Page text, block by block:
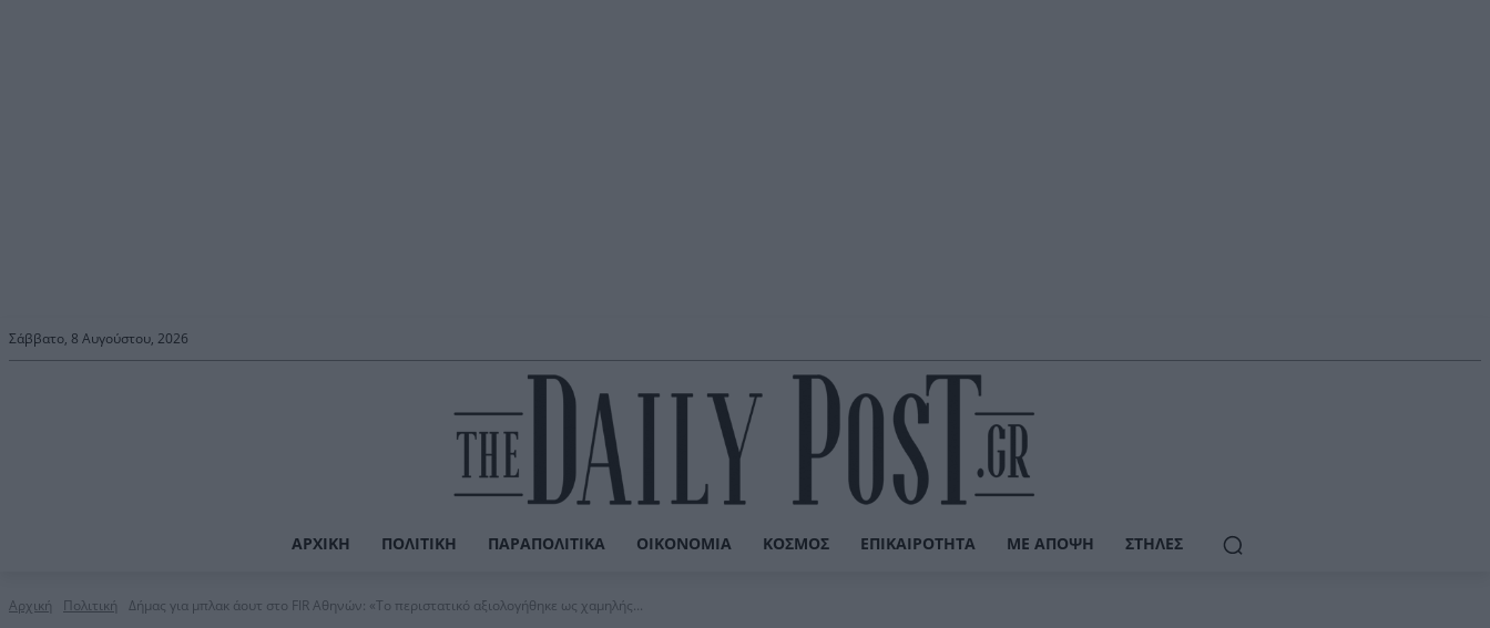
Σάββατο, 8 Αυγούστου, 2026
ΑΡΧΙΚΉ ΠΟΛΙΤΙΚΉ ΠΑΡΑΠΟΛΙΤΙΚΆ ΟΙΚΟΝΟΜΊΑ ΚΌΣΜΟΣ ΕΠΙΚΑΙΡΌΤΗΤΑ ΜΕ ΆΠΟΨΗ ΣΤΉΛΕΣ
Αρχική Πολιτική Δήμας για μπλακ άουτ στο FIR Αθηνών: «Το περιστατικό αξιολογήθηκε ως χαμηλής...